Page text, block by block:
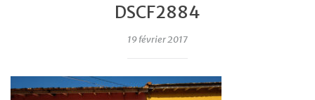
DSCF2884
19 février 2017